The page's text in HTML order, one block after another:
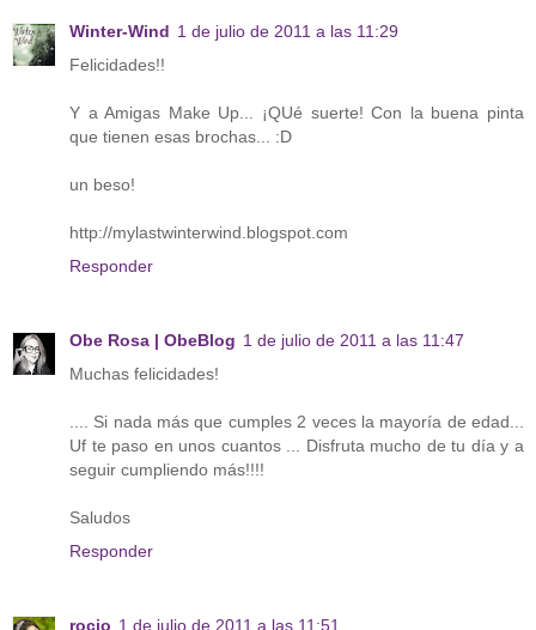
Winter-Wind 1 de julio de 2011 a las 11:29
Felicidades!!
Y a Amigas Make Up... ¡QUé suerte! Con la buena pinta
que tienen esas brochas... :D
un beso!
http://mylastwinterwind.blogspot.com
Responder
Obe Rosa | ObeBlog 1 de julio de 2011 a las 11:47
Muchas felicidades!
.... Si nada más que cumples 2 veces la mayoría de edad...
Uf te paso en unos cuantos ... Disfruta mucho de tu día y a
seguir cumpliendo más!!!!
Saludos
Responder
rocio 1 de julio de 2011 a las 11:51